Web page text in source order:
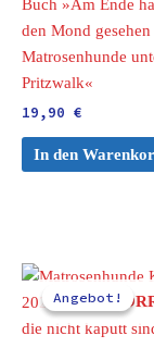
Buch »Am Ende
den Mond gesehen
Matrosenhunde
Pritzwalk«
19,90 €
In den
Angebot!
NICHT
Angebot!
Preis
war:
19,90 €